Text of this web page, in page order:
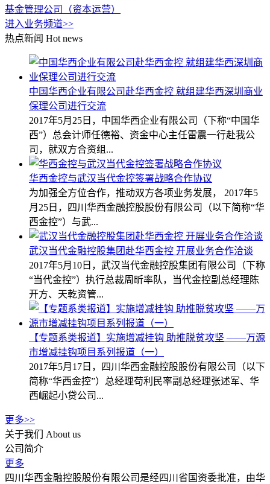
基金管理公司（资本运营）
进入业务频道>>
热点新闻 Hot news
中国华西企业有限公司赴华西金控 就组建华西深圳商业
保理公司进行交流
2017年5月25日，中国华西企业有限公司（下称“中国华
西”）总会计师任德裕、资金中心主任雷震一行赴我公
司，就双方合资组...
华西金控与武汉当代金控签署战略合作协议
为加强全方位合作，推动双方各项业务发展， 2017年5
月25日，四川华西金融控股股份有限公司（以下简称“华
西金控”）与武...
武汉当代金融控股集团赴华西金控 开展业务合作洽谈
2017年5月10日，武汉当代金融控股集团有限公司（下称
“当代金控”）执行总裁周昕率队，当代金控副总经理陈
开方、天乾资管...
【专题系类报道】实施增减挂钩 助推脱贫攻坚 ——万源
市增减挂钩项目系列报道（一）
2017年5月17日，四川华西金融控股股份有限公司（以下
简称“华西金控”）总经理苟利民率副总经理张述军、华
西崛起小贷公司...
更多>>
关于我们
About us
公司简介
更多
四川华西金融控股股份有限公司是经四川省国资委批准，由华